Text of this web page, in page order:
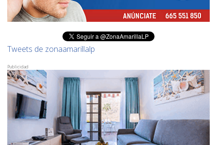
Tweets de zonaamarillalp
Publicidad